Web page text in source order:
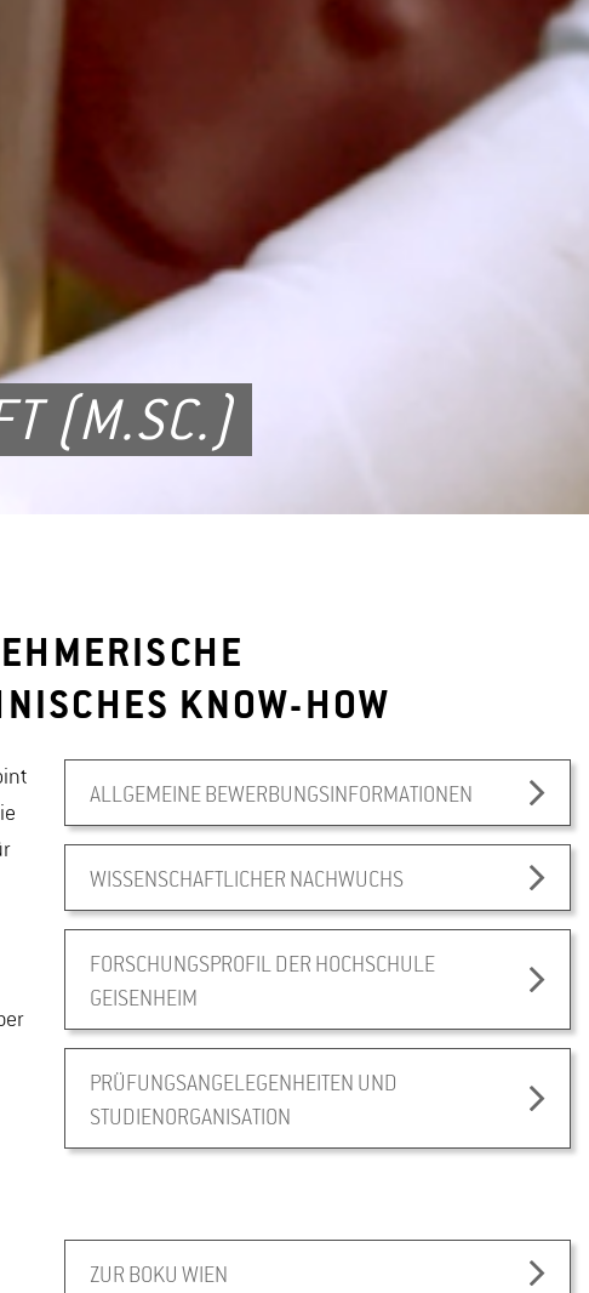
(M.SC.)
KNOW-HOW
ALLGEMEINE BEWERBUNGSINFORMATIONEN
WISSENSCHAFTLICHER NACHWUCHS
FORSCHUNGSPROFIL DER HOCHSCHULE
GEISENHEIM
PRÜFUNGSANGELEGENHEITEN UND
STUDIENORGANISATION
ZUR BOKU WIEN